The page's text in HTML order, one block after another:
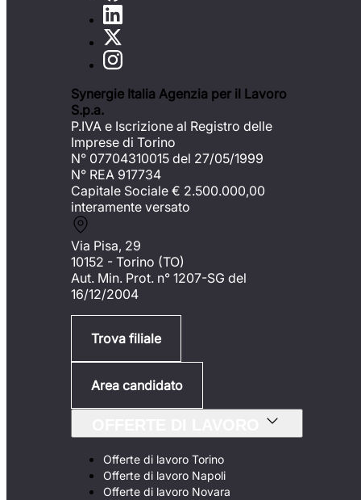
Synergie Italia Agenzia per il Lavoro
S.p.a.
P.IVA e Iscrizione al Registro delle
Imprese di Torino
N° 07704310015 del 27/05/1999
N° REA 917734
Capitale Sociale € 2.500.000,00
interamente versato
Via Pisa, 29
10152 - Torino (TO)
Aut. Min. Prot. n° 1207-SG del
16/12/2004
Trova filiale
Area candidato
Offerte di lavoro Torino
Offerte di lavoro Napoli
Offerte di lavoro Novara